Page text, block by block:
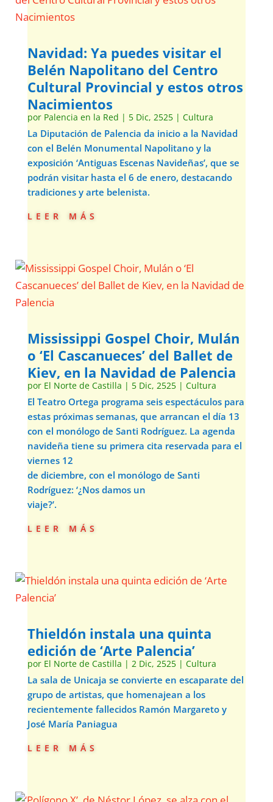
Navidad: Ya puedes visitar el
Belén Napolitano del Centro
Cultural Provincial y estos otros
Nacimientos
por Palencia en la Red | 5 Dic, 2525| Cultura
La Diputación de Palencia da inicio a la Navidad
con el Belén Monumental Napolitano y la
exposición ‘Antiguas Escenas Navideñas’, que se
podrán visitar hasta el 6 de enero, destacando
tradiciones y arte belenista.
leer más
Mississippi Gospel Choir, Mulán
o ‘El Cascanueces’ del Ballet de
Kiev, en la Navidad de Palencia
por El Norte de Castilla | 5 Dic, 2525| Cultura
El Teatro Ortega programa seis espectáculos para
estas próximas semanas, que arrancan el día 13
con el monólogo de Santi Rodríguez. La agenda
navideña tiene su primera cita reservada para el
viernes 12
de diciembre, con el monólogo de Santi
Rodríguez: ‘¿Nos damos un
viaje?’.
leer más
Thieldón instala una quinta
edición de ‘Arte Palencia’
por El Norte de Castilla | 2 Dic, 2525| Cultura
La sala de Unicaja se convierte en escaparate del
grupo de artistas, que homenajean a los
recientemente fallecidos Ramón Margareto y
José María Paniagua
leer más